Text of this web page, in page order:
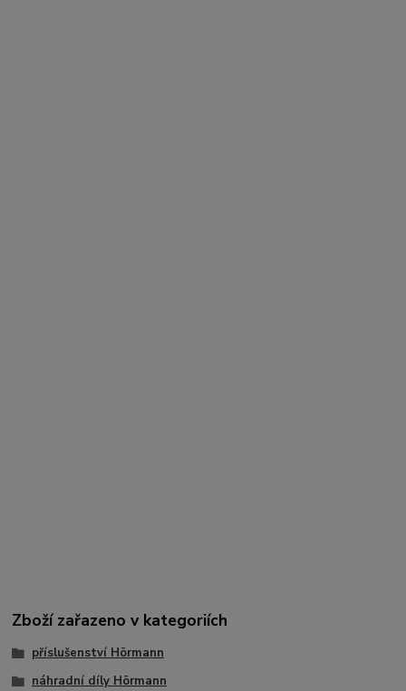
Zboží zařazeno v kategoriích
příslušenství Hörmann
náhradní díly Hörmann